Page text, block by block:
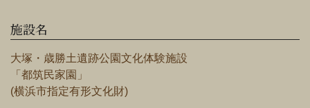
施設名
大塚・歳勝土遺跡公園文化体験施設
「都筑民家園」
(横浜市指定有形文化財)